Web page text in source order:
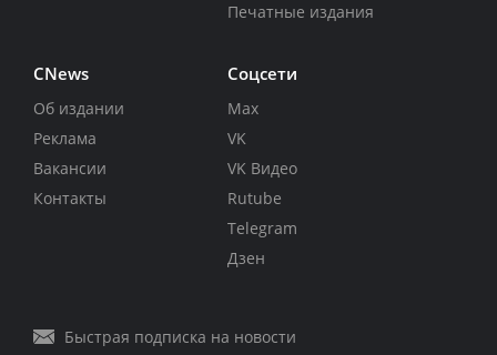
Печатные издания
CNews
Об издании
Реклама
Вакансии
Контакты
Соцсети
Max
VK
VK Видео
Rutube
Telegram
Дзен
Быстрая подписка на новости